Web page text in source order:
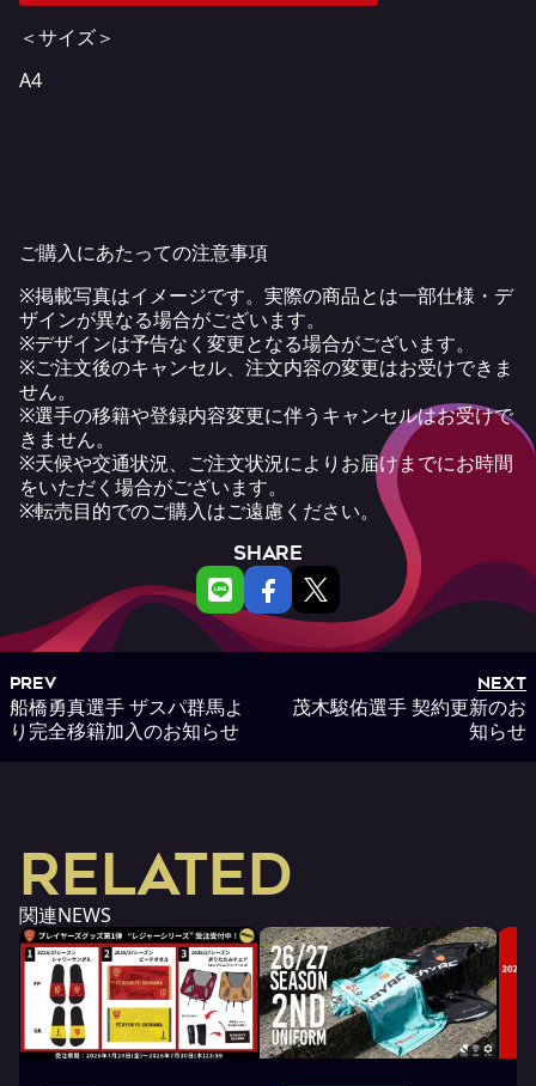
＜サイズ＞
A4
ご購入にあたっての注意事項
※掲載写真はイメージです。実際の商品とは一部仕様・デ
ザインが異なる場合がございます。
※デザインは予告なく変更となる場合がございます。
※ご注文後のキャンセル、注文内容の変更はお受けできま
せん。
※選手の移籍や登録内容変更に伴うキャンセルはお受けで
きません。
※天候や交通状況、ご注文状況によりお届けまでにお時間
をいただく場合がございます。
※転売目的でのご購入はご遠慮ください。
SHARE
PREV
船橋勇真選手 ザスパ群馬よ
り完全移籍加入のお知らせ
NEXT
茂木駿佑選手 契約更新のお
知らせ
RELATED
関連NEWS